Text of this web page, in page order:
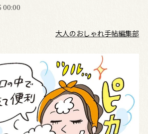
00:00
大人のおしゃれ手帖編集部